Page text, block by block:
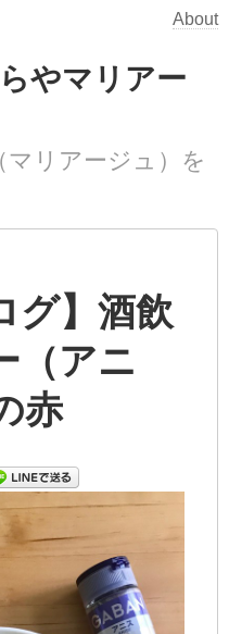
About
やマリアー
マリアージュ）を
グ】酒飲
（アニ
赤